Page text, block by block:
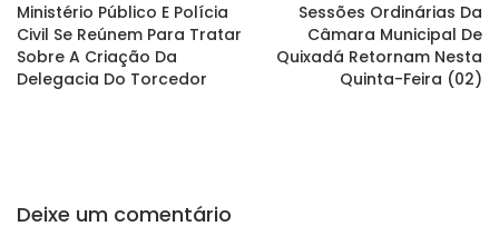
Ministério Público E Polícia
Civil Se Reúnem Para Tratar
Sobre A Criação Da
Delegacia Do Torcedor
Sessões Ordinárias Da
Câmara Municipal De
Quixadá Retornam Nesta
Quinta-Feira (02)
Deixe um comentário